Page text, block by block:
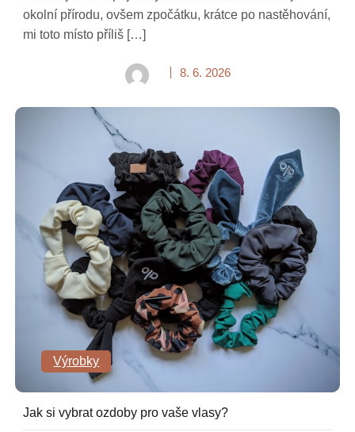
okolní přírodu, ovšem zpočátku, krátce po nastěhování,
mi toto místo příliš […]
8. 6. 2026
Výrobky
Jak si vybrat ozdoby pro vaše vlasy?